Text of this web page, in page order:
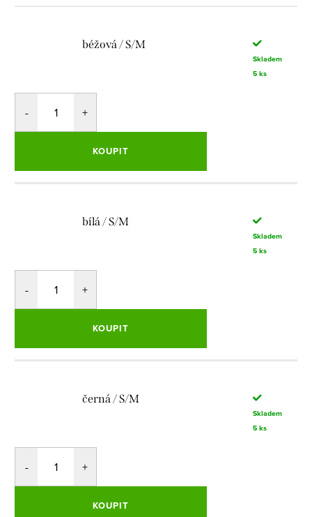
béžová / S/M
Skladem
5 ks
KOUPIT
bílá / S/M
Skladem
5 ks
KOUPIT
černá / S/M
Skladem
5 ks
KOUPIT